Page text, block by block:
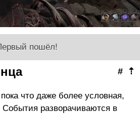
пошёл!
⇡
#
что даже более условная,
разворачиваются в